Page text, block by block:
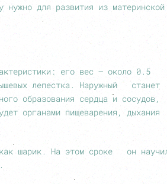
для развития из материнской
его вес – около 0.5
лепестка. Наружный станет
образования сердца и сосудов,
органами пищеварения, дыхания
шарик. На этом сроке он